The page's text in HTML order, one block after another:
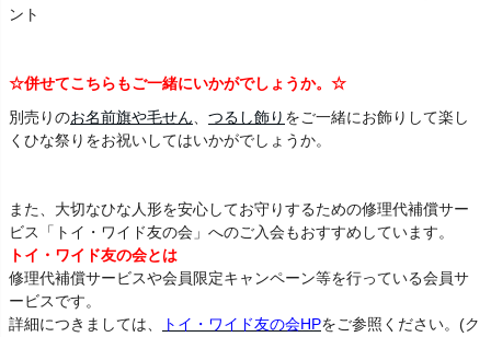
ント
☆併せてこちらもご一緒にいかがでしょうか。☆
別売りのお名前旗や毛せん つるし飾り をご一緒にお飾りして楽し
くひな祭りをお祝いしてはいかがでしょうか。
また、大切なひな人形を安心してお守りするための修理代補償サー
ビス「トイ・ワイド友の会」へのご入会もおすすめしています。
トイ・ワイド友の会とは
修理代補償サービスや会員限定キャンペーン等を行っている会員サ
ービスです。
詳細につきましては、
トイ・ワイド友の会HPをご参照ください。(ク